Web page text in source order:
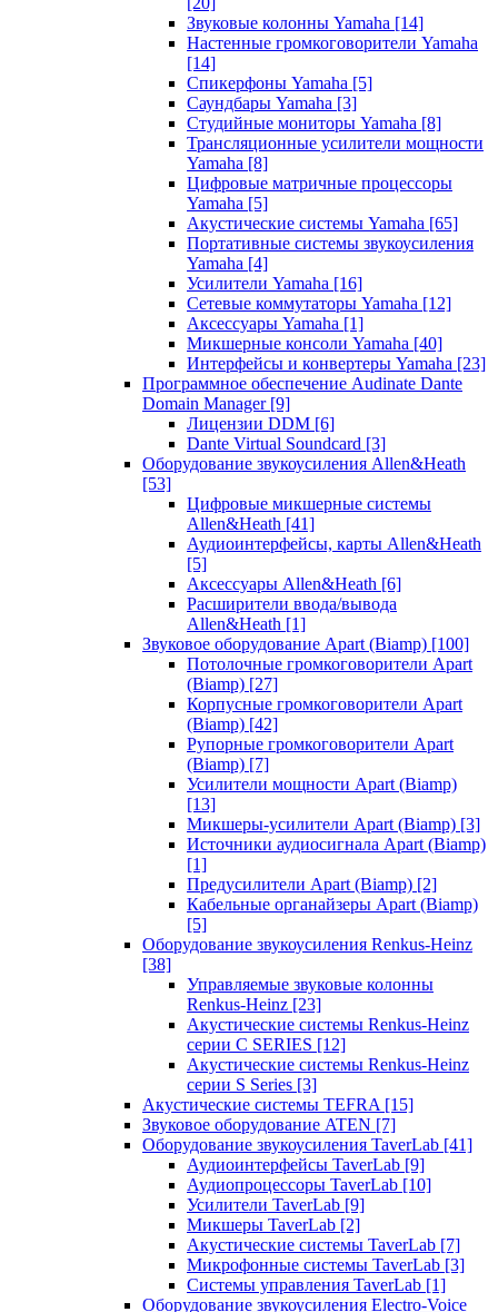
Звуковые колонны Yamaha [14]
Настенные громкоговорители Yamaha
[14]
Спикерфоны Yamaha [5]
Саундбары Yamaha [3]
Студийные мониторы Yamaha [8]
Трансляционные усилители мощности
Yamaha [8]
Цифровые матричные процессоры
Yamaha [5]
Акустические системы Yamaha [65]
Портативные системы звукоусиления
Yamaha [4]
Усилители Yamaha [16]
Сетевые коммутаторы Yamaha [12]
Аксессуары Yamaha [1]
Микшерные консоли Yamaha [40]
Интерфейсы и конвертеры Yamaha [23]
Программное обеспечение Audinate Dante
Domain Manager [9]
Лицензии DDM [6]
Dante Virtual Soundcard [3]
Оборудование звукоусиления Allen&Heath
[53]
Цифровые микшерные системы
Allen&Heath [41]
Аудиоинтерфейсы, карты Allen&Heath
[5]
Аксессуары Allen&Heath [6]
Расширители ввода/вывода
Allen&Heath [1]
Звуковое оборудование Apart (Biamp) [100]
Потолочные громкоговорители Apart
(Biamp) [27]
Корпусные громкоговорители Apart
(Biamp) [42]
Рупорные громкоговорители Apart
(Biamp) [7]
Усилители мощности Apart (Biamp)
[13]
Микшеры-усилители Apart (Biamp) [3]
Источники аудиосигнала Apart (Biamp)
[1]
Предусилители Apart (Biamp) [2]
Кабельные органайзеры Apart (Biamp)
[5]
Оборудование звукоусиления Renkus-Heinz
[38]
Управляемые звуковые колонны
Renkus-Heinz [23]
Акустические системы Renkus-Heinz
серии C SERIES [12]
Акустические системы Renkus-Heinz
серии S Series [3]
Акустические системы TEFRA [15]
Звуковое оборудование ATEN [7]
Оборудование звукоусиления TaverLab [41]
Аудиоинтерфейсы TaverLab [9]
Аудиопроцессоры TaverLab [10]
Усилители TaverLab [9]
Микшеры TaverLab [2]
Акустические системы TaverLab [7]
Микрофонные системы TaverLab [3]
Системы управления TaverLab [1]
Оборудование звукоусиления Electro-Voice